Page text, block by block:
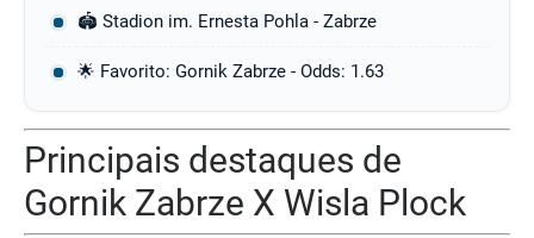
🏟️ Stadion im. Ernesta Pohla - Zabrze
🌟 Favorito: Gornik Zabrze - Odds: 1.63
Principais destaques de
Gornik Zabrze X Wisla Plock